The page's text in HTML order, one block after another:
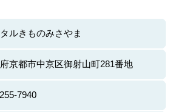
ルきものみさやま
京都市中京区御射山町281番地
7940